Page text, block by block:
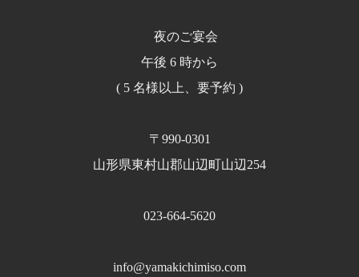
夜のご宴会
午後 6 時から
( 5 名様以上、要予約 )
〒990-0301
山形県東村山郡山辺町山辺254
023-664-5620
info@yamakichimiso.com